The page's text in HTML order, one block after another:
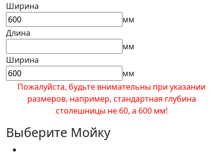
Ширина
мм
Длина
мм
Ширина
мм
Пожалуйста, будьте внимательны при указании
размеров, например, стандартная глубина
столешницы не 60, а 600 мм!
Выберите Мойку